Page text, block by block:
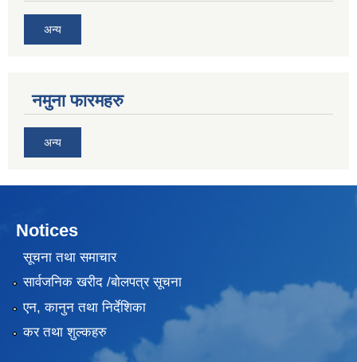
अन्य
नमुना फारमहरु
अन्य
Notices
सूचना तथा समाचार
सार्वजनिक खरीद /बोलपत्र सूचना
एन, कानुन तथा निर्देशिका
कर तथा शुल्कहरु